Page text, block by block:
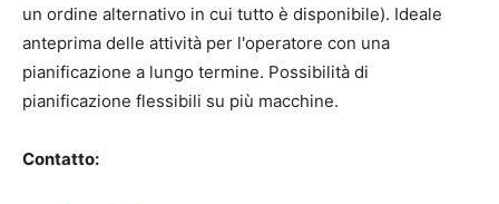
un ordine alternativo in cui tutto è disponibile). Ideale
anteprima delle attività per l'operatore con una
pianificazione a lungo termine. Possibilità di
pianificazione flessibili su più macchine.
Contatto: